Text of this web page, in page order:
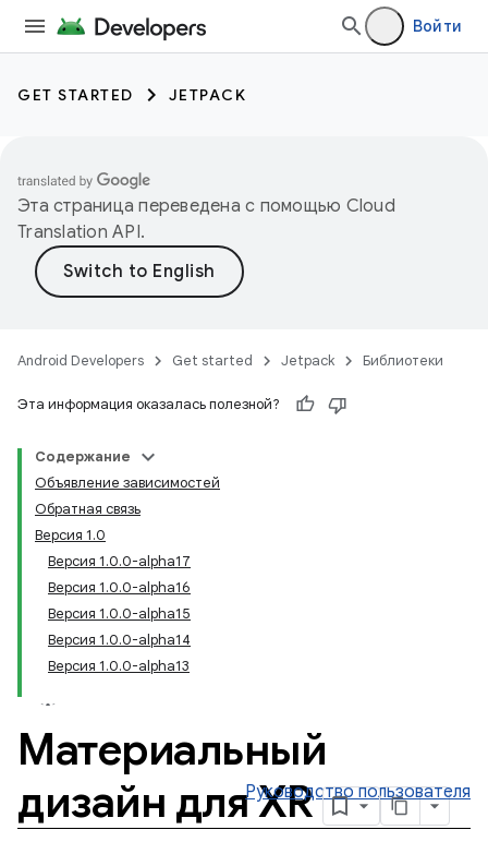
Войти
GET STARTED JETPACK
Эта страница переведена с помощью Cloud
Translation API.
Android Developers Get started Jetpack Библиотеки
Эта информация оказалась полезной?
Содержание
Объявление зависимостей
Обратная связь
Версия 1.0
Версия 1.0.0-alpha17
Версия 1.0.0-alpha16
Версия 1.0.0-alpha15
Версия 1.0.0-alpha14
Версия 1.0.0-alpha13
Материальный
дизайн для XRРуководство пользователя